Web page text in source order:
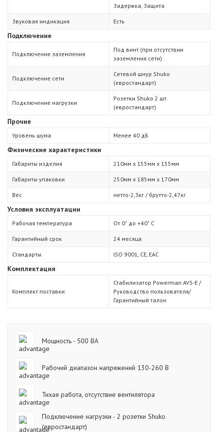
Задержка, Защита
Звуковая индикация Есть
Подключение
Подключение заземления
Под винт (при отсутствии
заземления сети)
Подключение сети
Сетевой шнур Shuko
(евростандарт)
Подключение нагрузки
Розетки Shuko 2 шт.
(евростандарт)
Прочие
Уровень шума Менее 40 дБ
Физические характеристики
Габариты изделия 210мм х 155мм х 155мм
Габариты упаковки 250мм х 185мм х 170мм
Вес нетто-2,3кг / брутто-2,47кг
Условия эксплуатации
Рабочая температура От 0˚ до +40˚ С
Гарантийный срок 24 месяца
Стандарты ISO 9001, СЕ, ЕАС
Комплектация
Комплект поставки
Стабилизатор Powerman AVS-Е /
Руководство пользователя/
Гарантийный талон
Мощность - 500 ВА
Рабочий диапазон напряжений 130-260 В
Тихая работа, отсутствие вентилятора
Подключение нагрузки - 2 розетки Shuko
(евростандарт)